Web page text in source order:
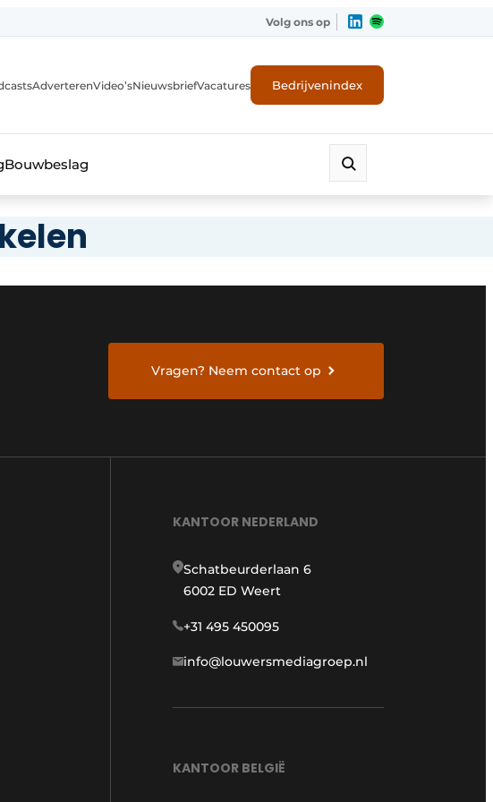
veiligheid
Volg ons op
AdverterenVideo’sNieuwsbriefVacatures Bedrijvenindex
Bouwbeslag
Vragen? Neem contact op
KANTOOR NEDERLAND
Schatbeurderlaan 6
6002 ED Weert
+31 495 450095
info@louwersmediagroep.nl
KANTOOR BELGIË